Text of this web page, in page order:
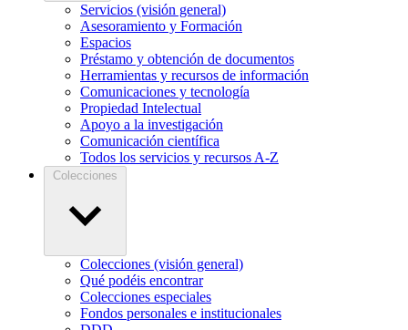
Servicios (visión general)
Asesoramiento y Formación
Espacios
Préstamo y obtención de documentos
Herramientas y recursos de información
Comunicaciones y tecnología
Propiedad Intelectual
Apoyo a la investigación
Comunicación científica
Todos los servicios y recursos A-Z
Colecciones
Colecciones (visión general)
Qué podéis encontrar
Colecciones especiales
Fondos personales e institucionales